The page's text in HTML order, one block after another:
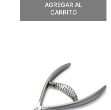
AGREGAR AL
CARRITO